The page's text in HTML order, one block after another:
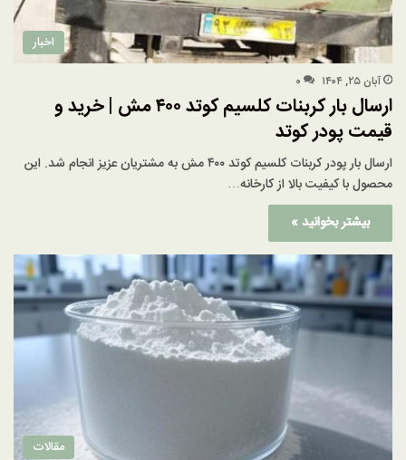
اخبار
آبان ۲۵, ۱۴۰۴ ۰
ارسال بار کربنات کلسیم کوتد ۴۰۰ مش | خرید و
قیمت پودر کوتد
ارسال بار پودر کربنات کلسیم کوتد ۴۰۰ مش به مشتریان عزیز انجام شد. این
محصول با کیفیت بالا از کارخانه…
بیشتر بخوانید »
مقالات